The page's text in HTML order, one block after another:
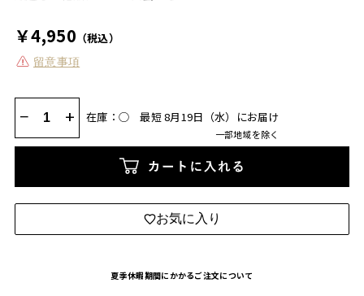
￥4,950 （税込）
留意事項
− + 在庫：◯ 最短 8月19日（水）にお届け
一部地域を除く
カートに入れる
お気に入り
夏季休暇期間にかかるご注文について